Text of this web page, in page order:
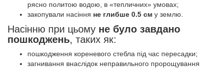
рясно политою водою, в «тепличних» умовах;
закопували насіння не глибше 0.5 см у землю.
Насінню при цьому не було завдано
пошкоджень, таких як:
пошкодження кореневого стебла під час пересадки;
загнивання внаслідок неправильного пророщування